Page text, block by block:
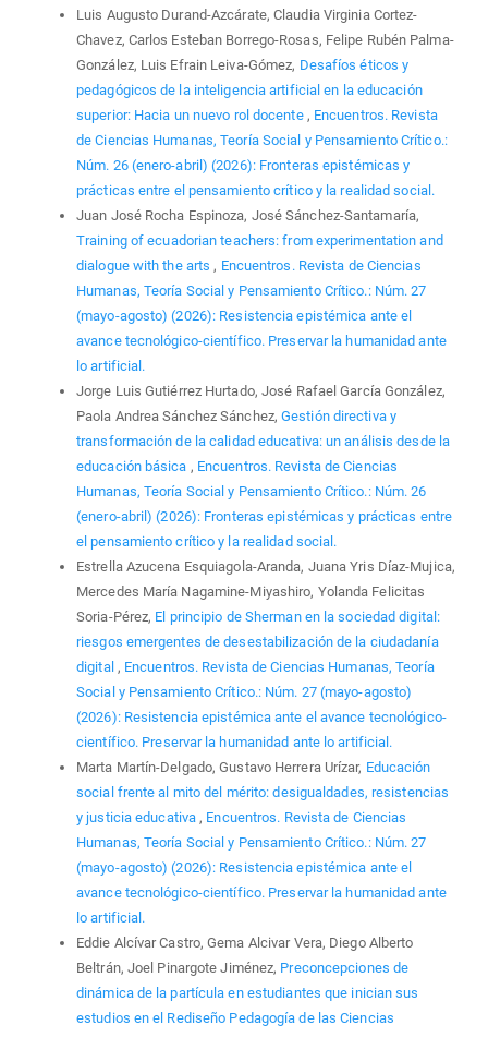
Luis Augusto Durand-Azcárate, Claudia Virginia Cortez-
Chavez, Carlos Esteban Borrego-Rosas, Felipe Rubén Palma-
González, Luis Efrain Leiva-Gómez, Desafíos éticos y
pedagógicos de la inteligencia artificial en la educación
superior: Hacia un nuevo rol docente , Encuentros. Revista
de Ciencias Humanas, Teoría Social y Pensamiento Crítico.:
Núm. 26 (enero-abril) (2026): Fronteras epistémicas y
prácticas entre el pensamiento crítico y la realidad social.
Juan José Rocha Espinoza, José Sánchez-Santamaría,
Training of ecuadorian teachers: from experimentation and
dialogue with the arts, Encuentros. Revista de Ciencias
Humanas, Teoría Social y Pensamiento Crítico.: Núm. 27
(mayo-agosto) (2026): Resistencia epistémica ante el
avance tecnológico-científico. Preservar la humanidad ante
lo artificial.
Jorge Luis Gutiérrez Hurtado, José Rafael García González,
Paola Andrea Sánchez Sánchez,Gestión directiva y
transformación de la calidad educativa: un análisis desde la
educación básica , Encuentros. Revista de Ciencias
Humanas, Teoría Social y Pensamiento Crítico.: Núm. 26
(enero-abril) (2026): Fronteras epistémicas y prácticas entre
el pensamiento crítico y la realidad social.
Estrella Azucena Esquiagola-Aranda, Juana Yris Díaz-Mujica,
Mercedes María Nagamine-Miyashiro, Yolanda Felicitas
Soria-Pérez, El principio de Sherman en la sociedad digital:
riesgos emergentes de desestabilización de la ciudadanía
digital , Encuentros. Revista de Ciencias Humanas, Teoría
Social y Pensamiento Crítico.: Núm. 27 (mayo-agosto)
(2026): Resistencia epistémica ante el avance tecnológico-
científico. Preservar la humanidad ante lo artificial.
Marta Martín-Delgado, Gustavo Herrera Urízar, Educación
social frente al mito del mérito: desigualdades, resistencias
y justicia educativa, Encuentros. Revista de Ciencias
Humanas, Teoría Social y Pensamiento Crítico.: Núm. 27
(mayo-agosto) (2026): Resistencia epistémica ante el
avance tecnológico-científico. Preservar la humanidad ante
lo artificial.
Eddie Alcívar Castro, Gema Alcivar Vera, Diego Alberto
Beltrán, Joel Pinargote Jiménez, Preconcepciones de
dinámica de la partícula en estudiantes que inician sus
estudios en el Rediseño Pedagogía de las Ciencias